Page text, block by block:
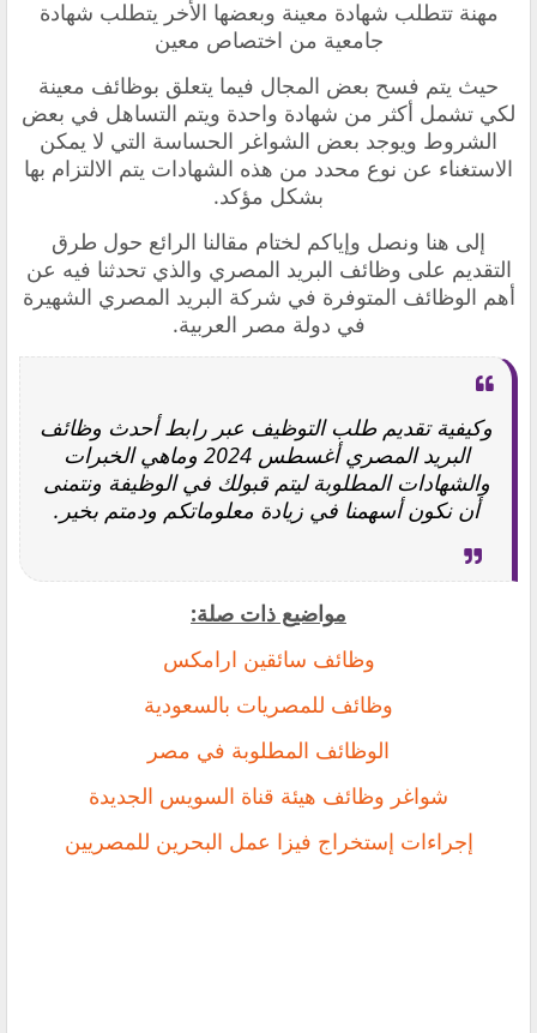
مهنة تتطلب شهادة معينة وبعضها الأخر يتطلب شهادة
جامعية من اختصاص معين
حيث يتم فسح بعض المجال فيما يتعلق بوظائف معينة
لكي تشمل أكثر من شهادة واحدة ويتم التساهل في بعض
الشروط ويوجد بعض الشواغر الحساسة التي لا يمكن
الاستغناء عن نوع محدد من هذه الشهادات يتم الالتزام بها
بشكل مؤكد.
إلى هنا ونصل وإياكم لختام مقالنا الرائع حول طرق
التقديم على وظائف البريد المصري والذي تحدثنا فيه عن
أهم الوظائف المتوفرة في شركة البريد المصري الشهيرة
في دولة مصر العربية.
وكيفية تقديم طلب التوظيف عبر رابط أحدث وظائف
البريد المصري أغسطس 2024 وماهي الخبرات
والشهادات المطلوبة ليتم قبولك في الوظيفة ونتمنى
أن نكون أسهمنا في زيادة معلوماتكم ودمتم بخير.
مواضيع ذات صلة:
وظائف سائقين ارامكس
وظائف للمصريات بالسعودية
الوظائف المطلوبة في مصر
شواغر وظائف هيئة قناة السويس الجديدة
إجراءات إستخراج فيزا عمل البحرين للمصريين